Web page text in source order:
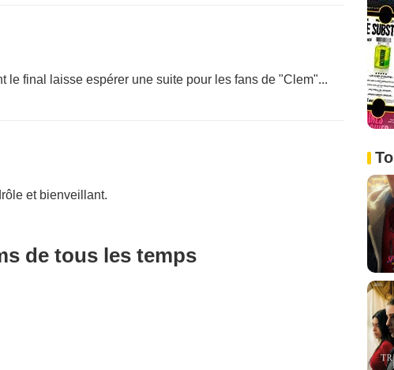
le final laisse espérer une suite pour les fans de "Clem"...
et bienveillant.
de tous les temps